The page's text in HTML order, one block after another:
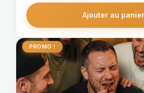
Ajouter au panier
PROMO !